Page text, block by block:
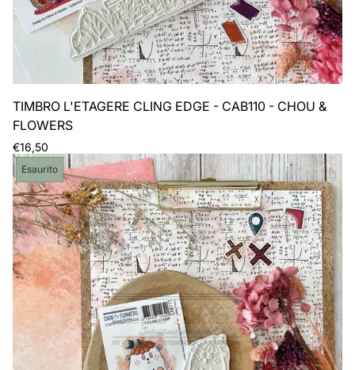
TIMBRO L'ETAGERE CLING EDGE - CAB110 - CHOU &
FLOWERS
Prezzo
normale
€16,50
Etichetta
del
prodotto:
Esaurito